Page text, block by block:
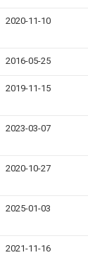
2020-11-10
2016-05-25
2019-11-15
2023-03-07
2020-10-27
2025-01-03
2021-11-16